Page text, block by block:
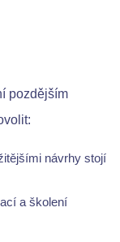
pozdějším
návrhy stojí
a školení